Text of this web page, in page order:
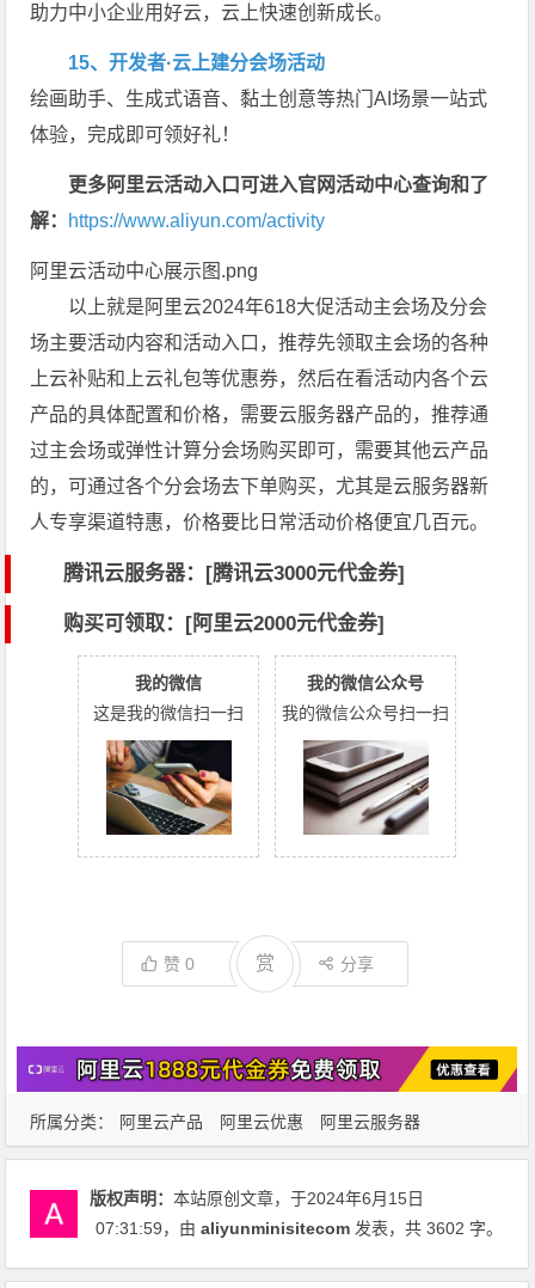
助力中小企业用好云，云上快速创新成长。
15、开发者·云上建分会场活动
绘画助手、生成式语音、黏土创意等热门AI场景一站式
体验，完成即可领好礼！
更多阿里云活动入口可进入官网活动中心查询和了
解： https://www.aliyun.com/activity
阿里云活动中心展示图.png
以上就是阿里云2024年618大促活动主会场及分会
场主要活动内容和活动入口，推荐先领取主会场的各种
上云补贴和上云礼包等优惠券，然后在看活动内各个云
产品的具体配置和价格，需要云服务器产品的，推荐通
过主会场或弹性计算分会场购买即可，需要其他云产品
的，可通过各个分会场去下单购买，尤其是云服务器新
人专享渠道特惠，价格要比日常活动价格便宜几百元。
腾讯云服务器：[腾讯云3000元代金券]
购买可领取：[阿里云2000元代金券]
我的微信
这是我的微信扫一扫
我的微信公众号
我的微信公众号扫一扫
赞0 赏 分享
所属分类： 阿里云产品 阿里云优惠 阿里云服务器
版权声明：本站原创文章，于2024年6月15日
07:31:59，由aliyunminisitecom 发表，共 3602 字。